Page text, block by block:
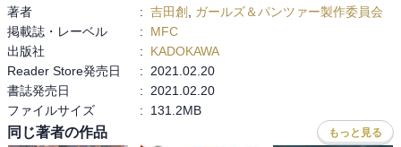
著者
: 吉田創
ガールズ＆パンツァー製作委員会
掲載誌・レーベル
:
MFC
出版社
:
KADOKAWA
Reader Store発売日
:
2021.02.20
書誌発売日
:
2021.02.20
ファイルサイズ
: 131.2MB
同じ著者の作品 もっと見る